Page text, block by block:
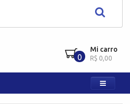
0
Mi carro
R$ 0,00